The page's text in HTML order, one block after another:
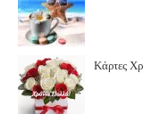
Κάρτες